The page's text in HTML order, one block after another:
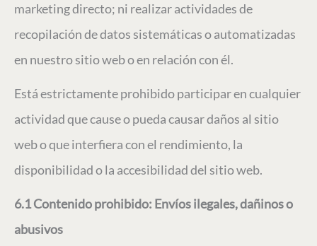
marketing directo; ni realizar actividades de
recopilación de datos sistemáticas o automatizadas
en nuestro sitio web o en relación con él.
Está estrictamente prohibido participar en cualquier
actividad que cause o pueda causar daños al sitio
web o que interfiera con el rendimiento, la
disponibilidad o la accesibilidad del sitio web.
6.1 Contenido prohibido: Envíos ilegales, dañinos o
abusivos